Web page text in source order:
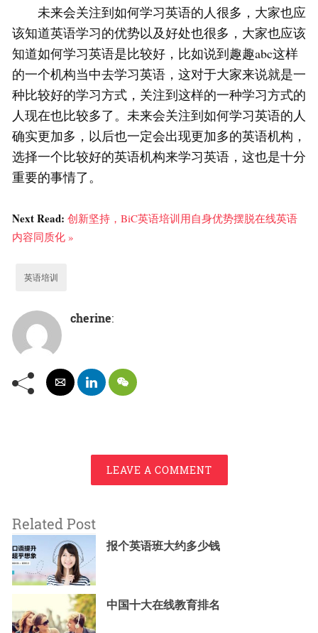
未来会关注到如何学习英语的人很多，大家也应
该知道英语学习的优势以及好处也很多，大家也应该
知道如何学习英语是比较好，比如说到趣趣abc这样
的一个机构当中去学习英语，这对于大家来说就是一
种比较好的学习方式，关注到这样的一种学习方式的
人现在也比较多了。未来会关注到如何学习英语的人
确实更加多，以后也一定会出现更加多的英语机构，
选择一个比较好的英语机构来学习英语，这也是十分
重要的事情了。
Next Read: 创新坚持，BiC英语培训用自身优势摆脱在线英语
内容同质化 »
英语培训
cherine:
LEAVE A COMMENT
Related Post
报个英语班大约多少钱
中国十大在线教育排名